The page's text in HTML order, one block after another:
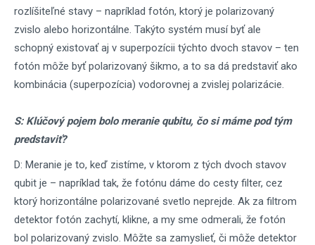
rozlíšiteľné stavy – napríklad fotón, ktorý je polarizovaný
zvislo alebo horizontálne. Takýto systém musí byť ale
schopný existovať aj v superpozícii týchto dvoch stavov – ten
fotón môže byť polarizovaný šikmo, a to sa dá predstaviť ako
kombinácia (superpozícia) vodorovnej a zvislej polarizácie.
S: Klúčový pojem bolo meranie qubitu, čo si máme pod tým
predstaviť?
D: Meranie je to, keď zistíme, v ktorom z tých dvoch stavov
qubit je – napríklad tak, že fotónu dáme do cesty filter, cez
ktorý horizontálne polarizované svetlo neprejde. Ak za filtrom
detektor fotón zachytí, klikne, a my sme odmerali, že fotón
bol polarizovaný zvislo. Môžte sa zamyslieť, či môže detektor